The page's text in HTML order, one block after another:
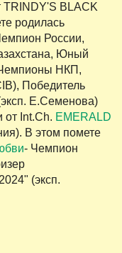
TRINDY'S BLACK
родилась
России,
Юный
НКП,
Победитель
Е.Семенова)
от Int.Ch. EMERALD
В этом помете
- Чемпион
(эксп.